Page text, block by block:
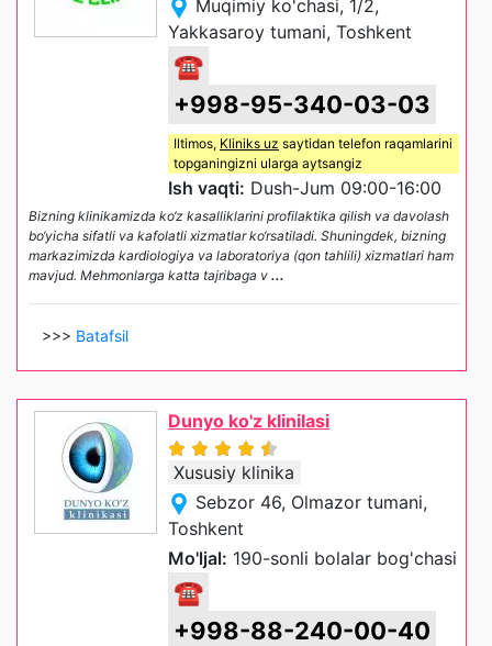
Muqimiy ko'chasi, 1/2,
Yakkasaroy tumani, Toshkent
☎
+998-95-340-03-03
Iltimos, Kliniks uz saytidan telefon raqamlarini
topganingizni ularga aytsangiz
Ish vaqti: Dush-Jum 09:00-16:00
Bizning klinikamizda ko‘z kasalliklarini profilaktika qilish va davolash
bo‘yicha sifatli va kafolatli xizmatlar ko‘rsatiladi. Shuningdek, bizning
markazimizda kardiologiya va laboratoriya (qon tahlili) xizmatlari ham
mavjud. Mehmonlarga katta tajribaga v ...
>>> Batafsil
Dunyo ko'z klinilasi
Xususiy klinika
Sebzor 46, Olmazor tumani,
Toshkent
Mo'ljal: 190-sonli bolalar bog'chasi
☎
+998-88-240-00-40